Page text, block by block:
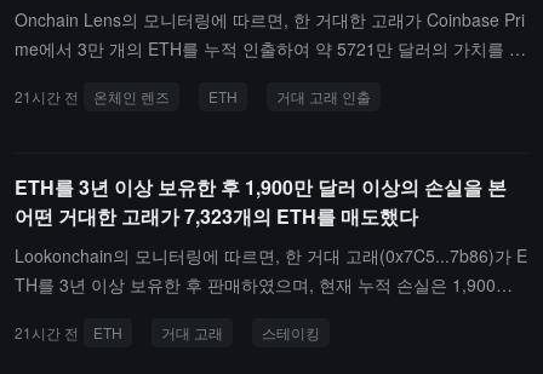
할 수는 없다. 한국 레버리지 ETF 위험은 아직 완전히 해소되지 않았
지만, 자산 규모 감소는 주로 순자산 가치 감소에서 비롯된 것이며,
역사적 최고 수준에 있으며, 아직 부정적인 값으로 전환되지 않았다.
능력은 이미 매진되었고, 마이크론의 주문은 2028년까지 커버되었
다. 2027년 하반기까지 수요는 여전히 강력하다. 그러나 저장 산업의
본질은 여전히 주기 산업이며, 주가는 이미 수백 포인트 상승했다. 주
기 주식은 일반적으로 장기적으로 가치 확장에 의해 계속해서 추진되
있으며, "투자 보상 평가"로 전환되고 있다. 비트코인에 대해 Garrett
Onchain Lens의 모니터링에 따르면, 한 거대한 고래가 Coinbase Pri
me에서 3만 개의 ETH를 누적 인출하여 약 5721만 달러의 가치를 가
21시간 전 온체인 렌즈 ETH 거대 고래 인출
ETH를 3년 이상 보유한 후 1,900만 달러 이상의 손실을 본
어떤 거대한 고래가 7,323개의 ETH를 매도했다
Lookonchain의 모니터링에 따르면, 한 거대 고래(0x7C5...7b86)가 E
TH를 3년 이상 보유한 후 판매하였으며, 현재 누적 손실은 1,900만
2,723달러의 가격으로 ETH를 매입한 후 스테이킹을 진행했습니다.
21시간 전 ETH 거대 고래 스테이킹